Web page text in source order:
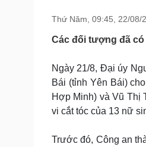
Pháp luật
Tin nóng
Tư vấn luật
Dinh dưỡng - món ngon
Thứ Năm, 09:45, 22/08/
Các đối tượng đã
Ngày 21/8, Đại úy
Bái (tỉnh Yên Bái)
Hợp Minh) và Vũ Thị
vi cắt tóc của 13 nữ
Trước đó, Công an